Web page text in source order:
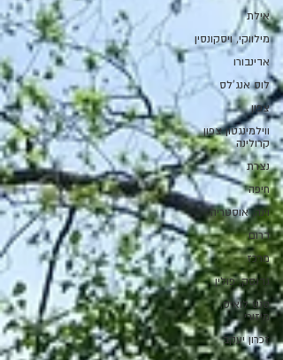
אילת
מילווקי, ויסקונסין
אדינבורו
לוס אנג'לס
צפון
ווילמינגטון צפון
קרולינה
נצרת
חיפה
וינה, אוסטריה
דרום
מרכז
גדנסק, פולין
סנט לואיס,
מיזורי
זכרון יעקב